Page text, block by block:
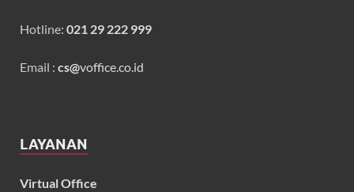
Hotline: 021 29 222 999
Email : cs@voffice.co.id
LAYANAN
Virtual Office